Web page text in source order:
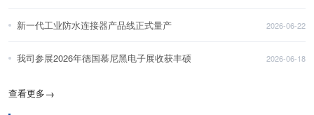
新一代工业防水连接器产品线正式量产 2026-06-22
我司参展2026年德国慕尼黑电子展收获丰硕 2026-06-18
查看更多→